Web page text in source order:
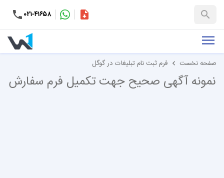
۰۲۱-۴۱۶۵۸
+۹۸-کاتالوگ
صفحه نخست فرم ثبت نام تبلیغات در گوگل
نمونه آگهی صحیح جهت تکمیل فرم سفارش